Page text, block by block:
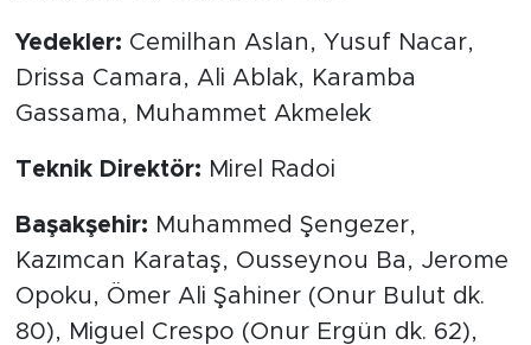
Yedekler: Cemilhan Aslan, Yusuf Nacar,
Drissa Camara, Ali Ablak, Karamba
Gassama, Muhammet Akmelek
Teknik Direktör: Mirel Radoi
Başakşehir: Muhammed Şengezer,
Kazımcan Karataş, Ousseynou Ba, Jerome
Opoku, Ömer Ali Şahiner (Onur Bulut dk.
80), Miguel Crespo (Onur Ergün dk. 62),